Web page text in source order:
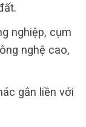
nghiệp, cụm
nghệ cao,
gắn liền với